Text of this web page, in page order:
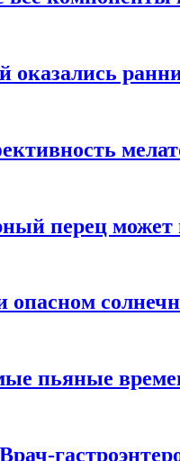
оказались
перец может
пьяные